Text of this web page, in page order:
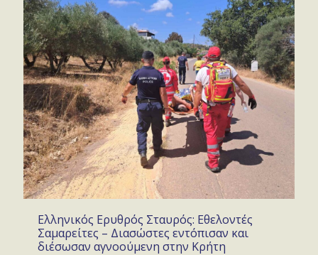
Ελληνικός Ερυθρός Σταυρός: Εθελοντές
Σαμαρείτες – Διασώστες εντόπισαν και
διέσωσαν αγνοούμενη στην Κρήτη